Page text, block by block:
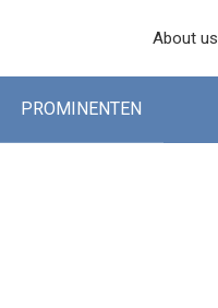
About us
PROMINENTEN